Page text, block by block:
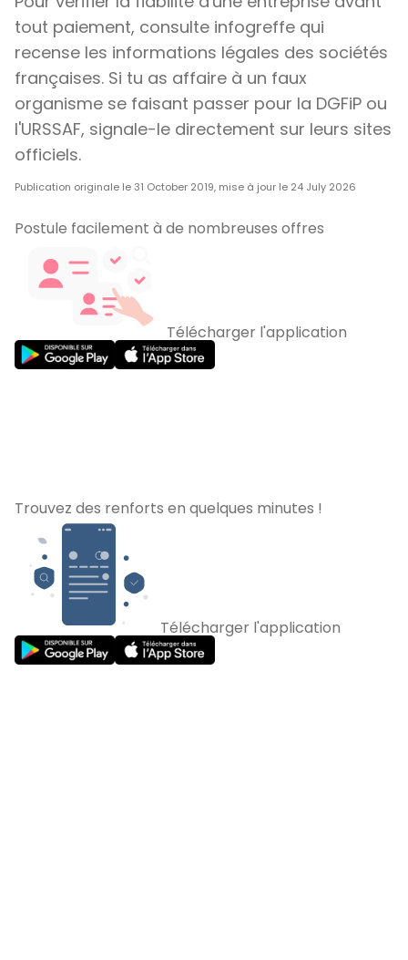
tout paiement, consulte infogreffe qui
recense les informations légales des sociétés
françaises. Si tu as affaire à un faux
organisme se faisant passer pour la DGFiP ou
l'URSSAF, signale-le directement sur leurs sites
officiels.
Publication originale le 31 October 2019, mise à jour le 24 July 2026
Postule facilement à de nombreuses offres
Télécharger l'application
Trouvez des renforts en quelques minutes !
Télécharger l'application